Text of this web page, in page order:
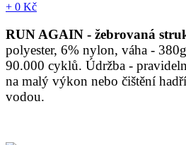
+ 0 Kč
RUN AGAIN - žebrovaná
polyester, 6% nylon, váha -
90.000 cyklů. Údržba -
na malý výkon nebo čištění
vodou.